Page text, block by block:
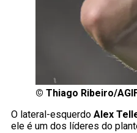
© Thiago Ribeiro/
O lateral-esquerdo Alex
ele é um dos líderes do